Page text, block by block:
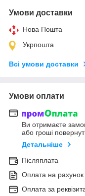
Умови доставки
Нова Пошта
Укрпошта
Всі умови доставки
Умови оплати
Ви отримаєте
або гроші
Детальніше
Післяплата
Оплата на рахунок
Оплата за